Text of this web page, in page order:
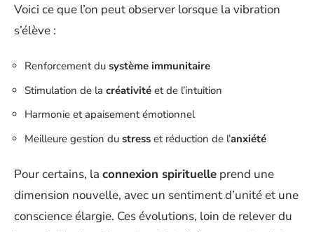
Voici ce que l’on peut observer lorsque la vibration
s’élève :
Renforcement du système immunitaire
Stimulation de la créativité et de l’intuition
Harmonie et apaisement émotionnel
Meilleure gestion du stress et réduction de l’anxiété
Pour certains, la connexion spirituelle prend une
dimension nouvelle, avec un sentiment d’unité et une
conscience élargie. Ces évolutions, loin de relever du